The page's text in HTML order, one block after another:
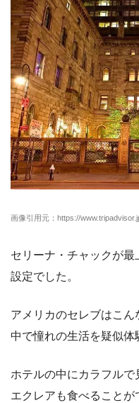
画像引用元：https://
セリーナ・チャックが
設定でした。
アメリカのセレブはこ
中で憧れの生活を疑似体
ホテルの中にカラフル
エクレアも食べることが